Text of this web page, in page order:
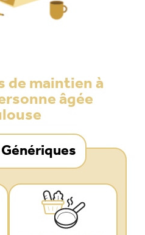
de maintien à
âgée